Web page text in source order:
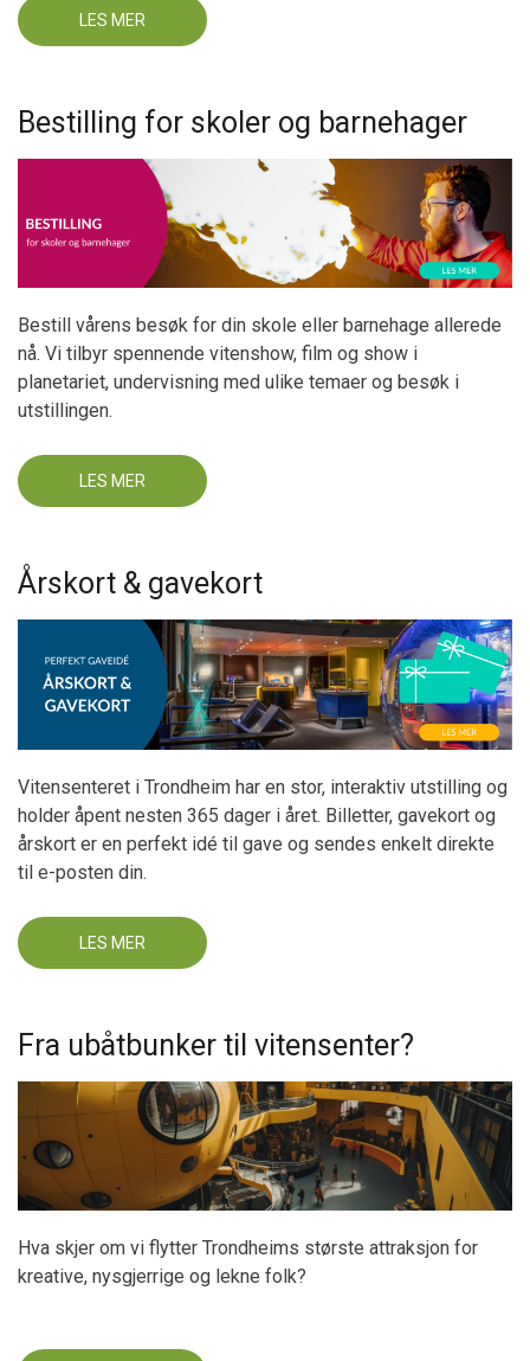
LES MER
Bestilling for skoler og barnehager
Bestill vårens besøk for din skole eller barnehage allerede
nå. Vi tilbyr spennende vitenshow, film og show i
planetariet, undervisning med ulike temaer og besøk i
utstillingen.
LES MER
BESTILLING
Årskort & gavekort
Vitensenteret i Trondheim har en stor, interaktiv utstilling og
holder åpent nesten 365 dager i året. Billetter, gavekort og
årskort er en perfekt idé til gave og sendes enkelt direkte
til e-posten din.
LES MER
ÅRSKORT
&
Fra ubåtbunker til vitensenter?
Hva skjer om vi flytter Trondheims største attraksjon for
kreative, nysgjerrige og lekne folk?